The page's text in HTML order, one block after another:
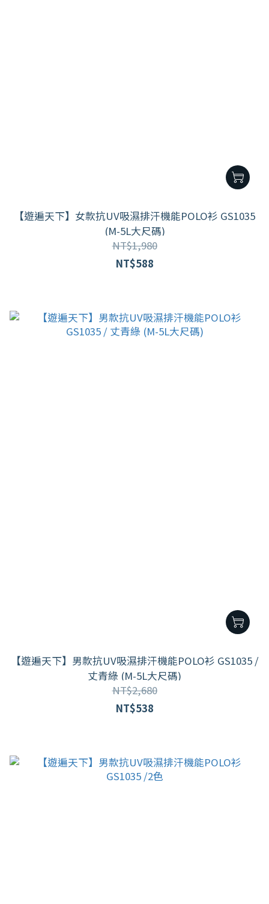
【遊遍天下】女款抗UV吸濕排汗機能POLO衫 GS1035
(M-5L大尺碼)
NT$1,980
NT$588
【遊遍天下】男款抗UV吸濕排汗機能POLO衫 GS1035 /
丈青綠 (M-5L大尺碼)
NT$2,680
NT$538